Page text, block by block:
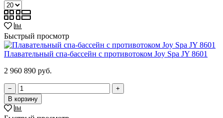
Быстрый просмотр
Плавательный спа-бассейн с противотоком Joy Spa JY 8601
2 960 890 руб.
−
+
В корзину